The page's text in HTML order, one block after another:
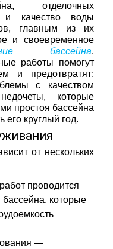
и качество воды
главным из их
и своевременное
бассейна.
работы помогут
и предотвратят:
с качеством
которые
простоя бассейна
его круглый год.
проводится
бассейна, которые
—